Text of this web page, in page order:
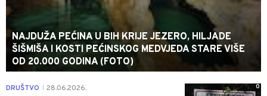
NAJDUŽA PEĆINA U BIH KRIJE JEZERO, HILJADE
ŠIŠMIŠA I KOSTI PEĆINSKOG MEDVJEDA STARE VIŠE
OD 20.000 GODINA (FOTO)
0
DRUŠTVO 28.06.2026.